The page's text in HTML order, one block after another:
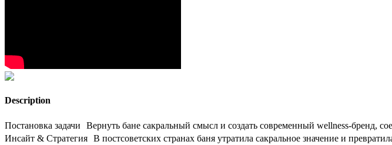
Description
Постановка задачи Вернуть бане сакральный смысл и создать современный wellness-бренд,
Инсайт & Стратегия В постсоветских странах баня утратила сакральное значение и